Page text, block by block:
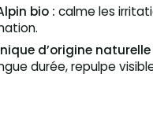
bio : calme les
d’origine naturelle
durée, repulpe